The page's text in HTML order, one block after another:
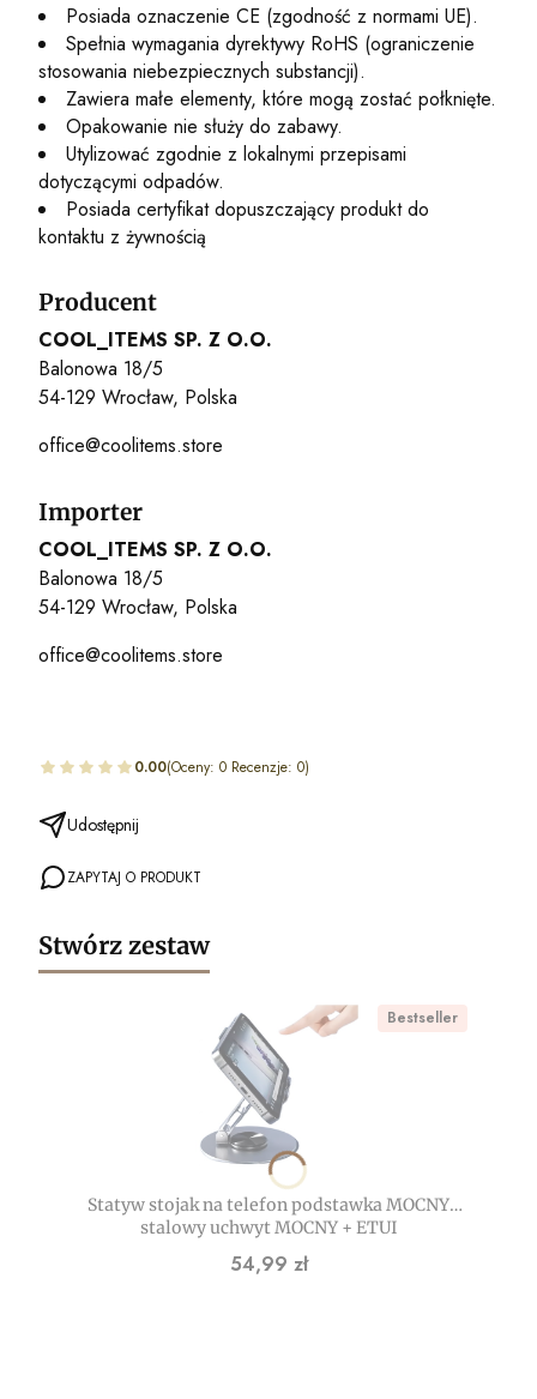
Posiada oznaczenie CE (zgodność z normami UE).
Spełnia wymagania dyrektywy RoHS (ograniczenie
stosowania niebezpiecznych substancji).
Zawiera małe elementy, które mogą zostać połknięte.
Opakowanie nie służy do zabawy.
Utylizować zgodnie z lokalnymi przepisami
dotyczącymi odpadów.
Posiada certyfikat dopuszczający produkt do
kontaktu z żywnością
Producent
COOL_ITEMS SP. Z O.O.
Balonowa 18/5
54-129 Wrocław, Polska
office@coolitems.store
Importer
COOL_ITEMS SP. Z O.O.
Balonowa 18/5
54-129 Wrocław, Polska
office@coolitems.store
0.00(Oceny: 0 Recenzje: 0)
Udostępnij
ZAPYTAJ O PRODUKT
Stwórz zestaw
Bestseller
Statyw stojak na telefon podstawka MOCNY
stalowy uchwyt MOCNY + ETUI
Cena
54,99 zł